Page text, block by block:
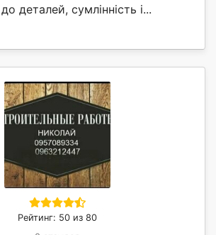
деталей, сумлінність і...
Рейтинг: 50 из 80